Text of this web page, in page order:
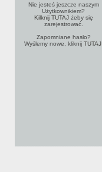
Nie jesteś jeszcze naszym
Użytkownikiem?
Kilknij TUTAJżeby się
zarejestrować.
Zapomniane hasło?
Wyślemy nowe, kliknij TUTAJ.